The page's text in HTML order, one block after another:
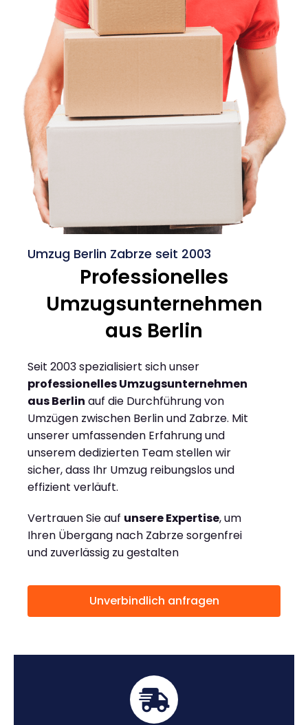
Umzug Berlin Zabrze seit 2003
Professionelles
Umzugsunternehmen
aus Berlin
Seit 2003 spezialisiert sich unser
professionelles Umzugsunternehmen
aus Berlin auf die Durchführung von
Umzügen zwischen Berlin und Zabrze. Mit
unserer umfassenden Erfahrung und
unserem dedizierten Team stellen wir
sicher, dass Ihr Umzug reibungslos und
effizient verläuft.
Vertrauen Sie auf unsere Expertise, um
Ihren Übergang nach Zabrze sorgenfrei
und zuverlässig zu gestalten
Unverbindlich anfragen